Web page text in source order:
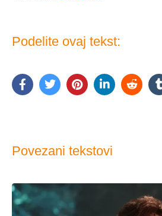
Podelite ovaj tekst:
Povezani tekstovi